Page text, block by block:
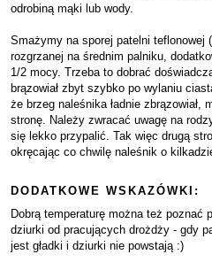
odrobiną mąki lub wody.
Smażymy na sporej patelni teflonowej
rozgrzanej na średnim palniku,
1/2 mocy. Trzeba to dobrać
brązowiał zbyt szybko po wylaniu
że brzeg naleśnika ładnie zbrązowiał,
stronę. Należy zwracać uwagę na
się lekko przypalić. Tak więc drugą
okręcając co chwilę naleśnik o
DODATKOWE WSKAZÓWKI:
Dobrą temperaturę można też poznać
dziurki od pracujących drożdży - gdy
jest gładki i dziurki nie powstają :)